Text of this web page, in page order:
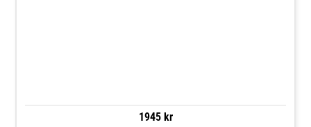
1945 kr